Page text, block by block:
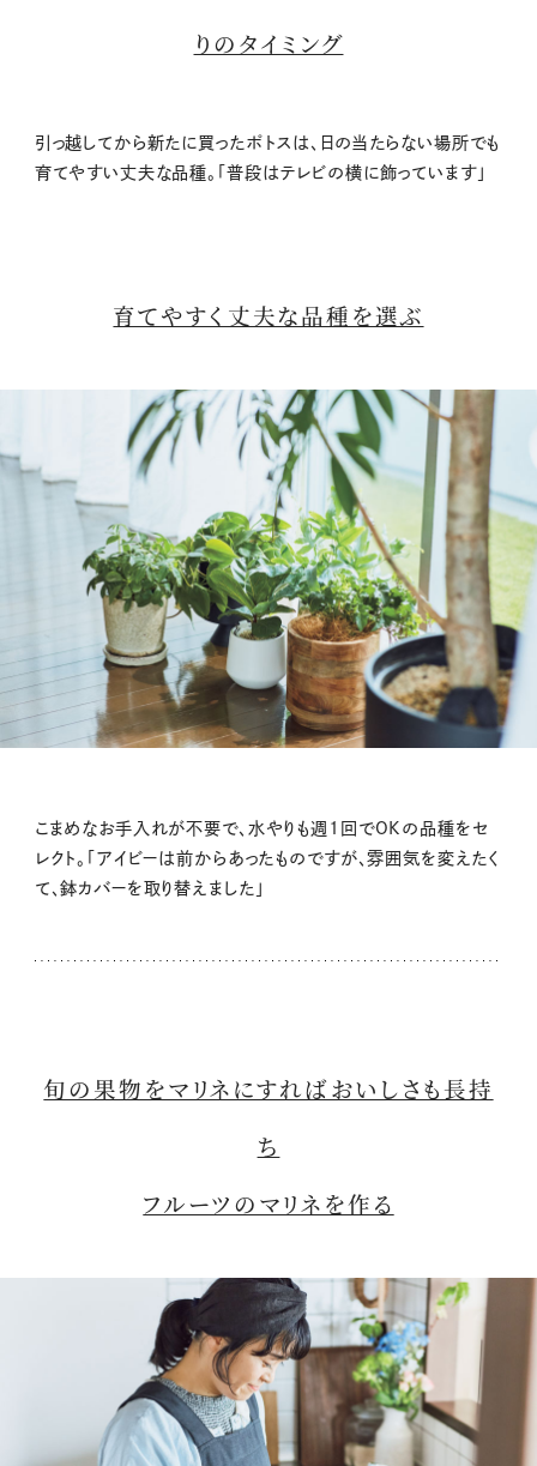
りのタイミング
引っ越してから新たに買ったポトスは、日の当たらない場所でも
育てやすい丈夫な品種。「普段はテレビの横に飾っています」
育てやすく丈夫な品種を選ぶ
こまめなお手入れが不要で、水やりも週1回でOKの品種をセ
レクト。「アイビーは前からあったものですが、雰囲気を変えたく
て、鉢カバーを取り替えました」
旬の果物をマリネにすればおいしさも長持
ち
フルーツのマリネを作る